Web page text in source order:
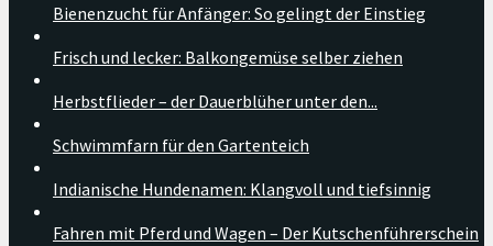
Bienenzucht für Anfänger: So gelingt der Einstieg
Frisch und lecker: Balkongemüse selber ziehen
Herbstflieder – der Dauerblüher unter den...
Schwimmfarn für den Gartenteich
Indianische Hundenamen: Klangvoll und tiefsinnig
Fahren mit Pferd und Wagen – Der Kutschenführerschein